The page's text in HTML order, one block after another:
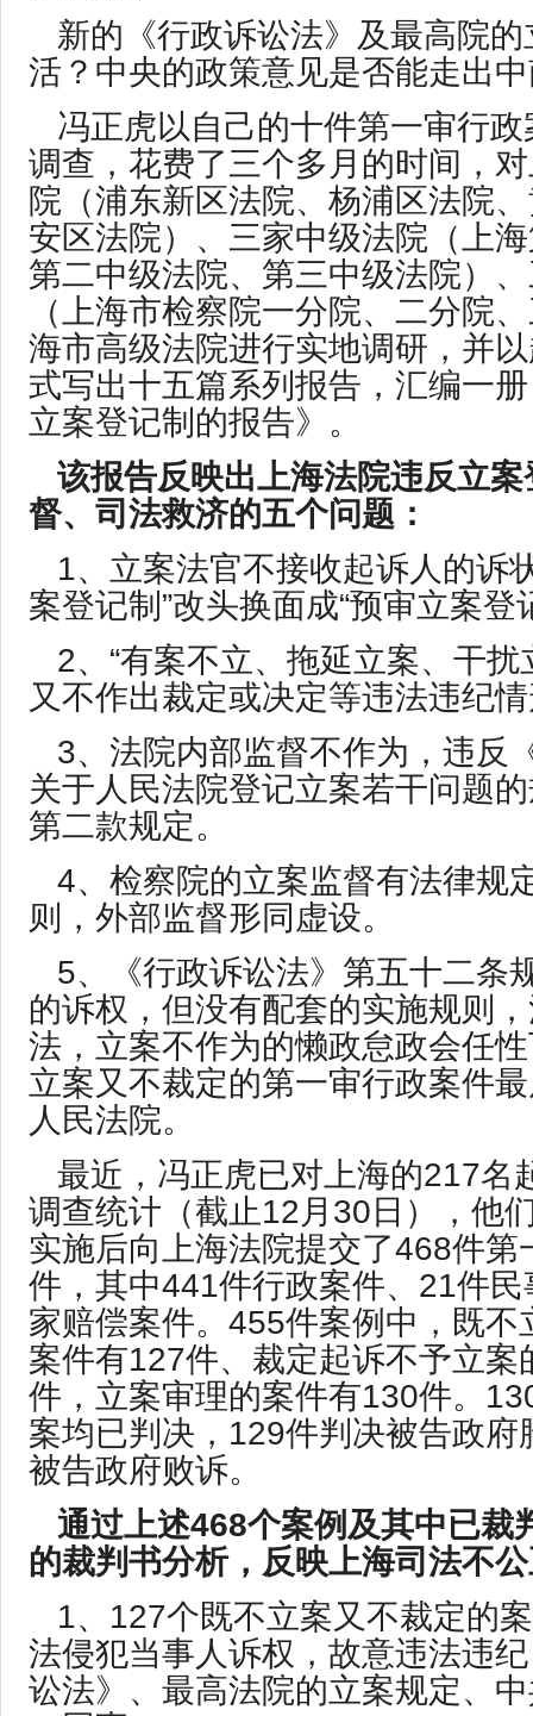
新的《行政诉讼法》及最高院
活？中央的政策意见是否能走出
冯正虎以自己的十件第一审行
调查，花费了三个多月的时间，
院（浦东新区法院、杨浦区法院
安区法院）、三家中级法院（上
第二中级法院、第三中级法院）
（上海市检察院一分院、二分院
海市高级法院进行实地调研，并
式写出十五篇系列报告，汇编一
立案登记制的报告》。
该报告反映出上海法院违反立
督、司法救济的五个问题：
1、立案法官不接收起诉人的诉
案登记制”改头换面成“预审立案登
2、“有案不立、拖延立案、干
又不作出裁定或决定等违法违纪
3、法院内部监督不作为，违反
关于人民法院登记立案若干问题
第二款规定。
4、检察院的立案监督有法律规
则，外部监督形同虚设。
5、《行政诉讼法》第五十二条
的诉权，但没有配套的实施规则
法，立案不作为的懒政怠政会任
立案又不裁定的第一审行政案件
人民法院。
最近，冯正虎已对上海的217名
调查统计（截止12月30日），他
实施后向上海法院提交了468件第
件，其中441件行政案件、21件
家赔偿案件。455件案例中，既不
案件有127件、裁定起诉不予立案
件，立案审理的案件有130件。
案均已判决，129件判决被告政府
被告政府败诉。
通过上述468个案例及其中已裁
的裁判书分析，反映上海司法不
1、127个既不立案又不裁定的
法侵犯当事人诉权，故意违法违
讼法》、最高法院的立案规定、